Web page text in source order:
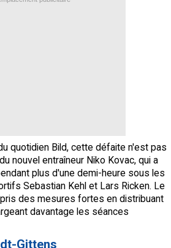
quotidien Bild, cette défaite n'est pas
nouvel entraîneur Niko Kovac, qui a
plus d'une demi-heure sous les
Sebastian Kehl et Lars Ricken. Le
des mesures fortes en distribuant
davantage les séances
Gittens